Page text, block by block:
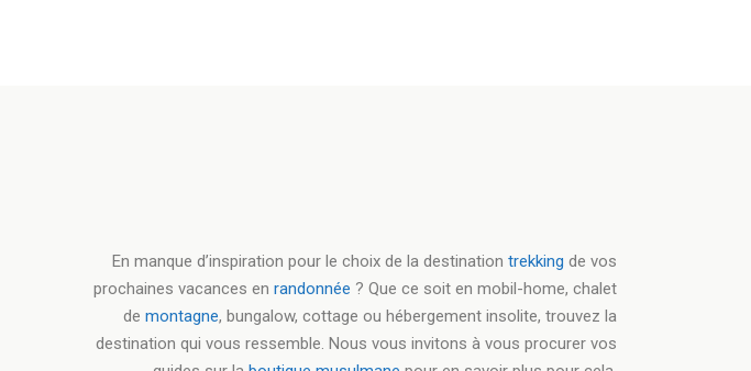
En manque d’inspiration pour le choix de la destination trekking de vos
prochaines vacances en randonnée ? Que ce soit en mobil-home, chalet
de montagne, bungalow, cottage ou hébergement insolite, trouvez la
destination qui vous ressemble. Nous vous invitons à vous procurer vos